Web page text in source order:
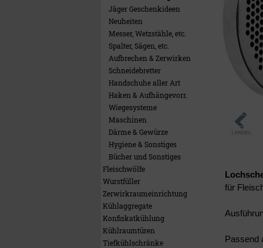
Jäger Geschenkideen
Neuheiten
Messer, Wetzstähle, etc.
Spalter, Sägen, etc.
Aufbrechen & Zerwirken
Schneidebretter
Handschuhe aller Art
Haken & Aufhängevorr.
Wiegesysteme
Maschinen
Därme & Gewürze
Hygiene & Sonstiges
Bücher und Sonstiges
Fleischwölfe
Wurstfüller
Zerwirkraumeinrichtung
Kühlaggregate
Konfiskatkühlung
Kühlraumtüren
Tiefkühlschränke
für
Passend